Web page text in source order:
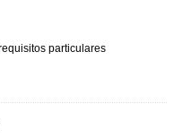
particulares